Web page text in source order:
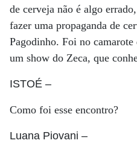
de cerveja não é algo
fazer uma propaganda de
Pagodinho. Foi no
um show do Zeca, que
ISTOÉ –
Como foi esse encontro?
Luana Piovani –